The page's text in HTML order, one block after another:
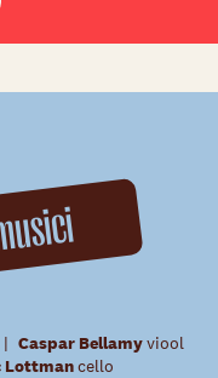
Caspar Bellamyviool
Lottmancello